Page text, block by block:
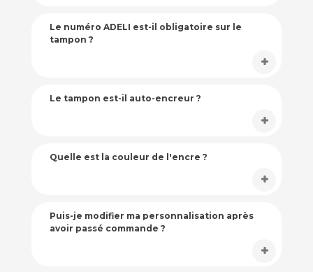
Le numéro ADELI est-il obligatoire sur le
tampon ?
Le tampon est-il auto-encreur ?
Quelle est la couleur de l'encre ?
Puis-je modifier ma personnalisation après
avoir passé commande ?